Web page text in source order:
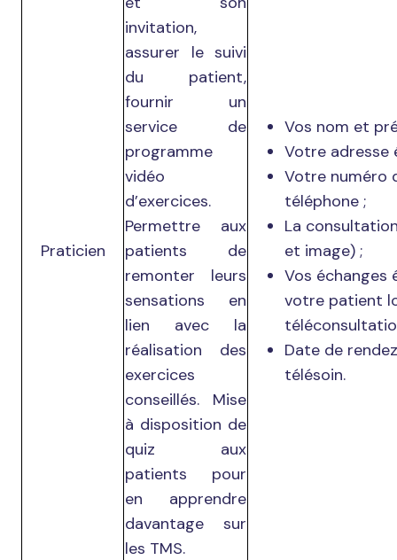
Praticien
invitation,
assurer le suivi
du patient,
fournir un
service de
programme
vidéo
d’exercices.
Permettre aux
patients de
remonter leurs
sensations en
lien avec la
réalisation des
exercices
conseillés. Mise
à disposition de
quiz aux
patients pour
en apprendre
davantage sur
les TMS.
Vos nom et
Votre adresse
Votre numéro
téléphone ;
La
et image) ;
Vos échanges
votre patient
Date de
télésoin.